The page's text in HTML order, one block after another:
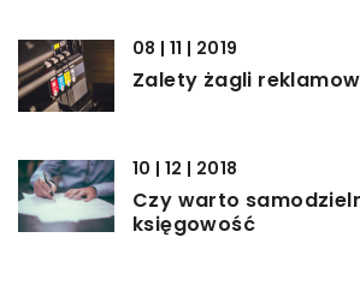
08 | 11 | 2019
Zalety żagli
10 | 12 | 2018
Czy warto
księgowość